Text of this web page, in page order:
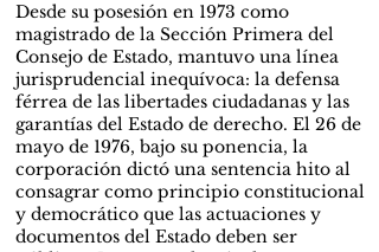
Desde su posesión en 1973 como
magistrado de la Sección Primera del
Consejo de Estado, mantuvo una línea
jurisprudencial inequívoca: la defensa
férrea de las libertades ciudadanas y las
garantías del Estado de derecho. El 26 de
mayo de 1976, bajo su ponencia, la
corporación dictó una sentencia hito al
consagrar como principio constitucional
y democrático que las actuaciones y
documentos del Estado deben ser